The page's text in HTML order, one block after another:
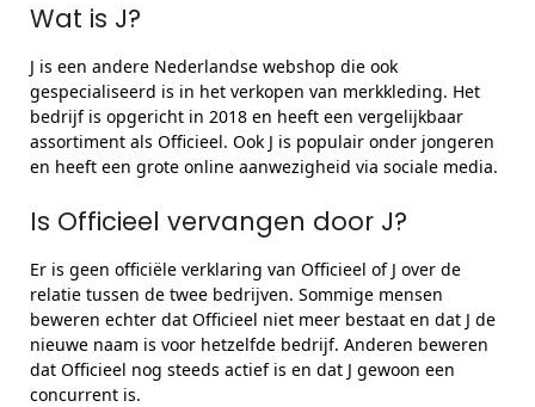
Wat is J?
J is een andere Nederlandse webshop die ook
gespecialiseerd is in het verkopen van merkkleding. Het
bedrijf is opgericht in 2018 en heeft een vergelijkbaar
assortiment als Officieel. Ook J is populair onder jongeren
en heeft een grote online aanwezigheid via sociale media.
Is Officieel vervangen door J?
Er is geen officiële verklaring van Officieel of J over de
relatie tussen de twee bedrijven. Sommige mensen
beweren echter dat Officieel niet meer bestaat en dat J de
nieuwe naam is voor hetzelfde bedrijf. Anderen beweren
dat Officieel nog steeds actief is en dat J gewoon een
concurrent is.